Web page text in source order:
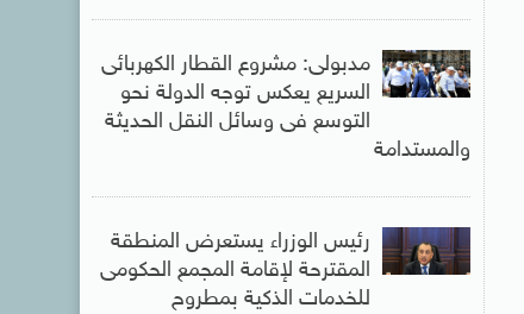
مدبولى: مشروع القطار الكهربائى
السريع يعكس توجه الدولة نحو
التوسع فى وسائل النقل الحديثة
والمستدامة
رئيس الوزراء يستعرض المنطقة
المقترحة لإقامة المجمع الحكومى
للخدمات الذكية بمطروح